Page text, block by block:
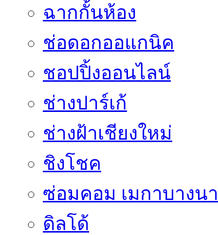
ฉากกั้นห้อง
ช่อดอกออแกนิค
ชอปปิ้งออนไลน์
ช่างปาร์เก้
ช่างฝ้าเชียงใหม่
ชิงโชค
ซ่อมคอม เมกาบางนา
ดิลโด้